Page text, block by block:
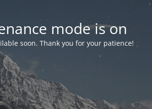
mode is on
soon. Thank you for your patience!